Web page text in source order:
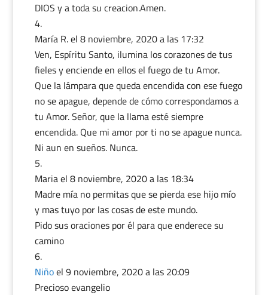
DIOS y a toda su creacion.Amen.
María R.el 8 noviembre, 2020 a las 17:32
Ven, Espíritu Santo, ilumina los corazones de tus
fieles y enciende en ellos el fuego de tu Amor.
Que la lámpara que queda encendida con ese fuego
no se apague, depende de cómo correspondamos a
tu Amor. Señor, que la llama esté siempre
encendida. Que mi amor por ti no se apague nunca.
Ni aun en sueños. Nunca.
Mariael 8 noviembre, 2020 a las 18:34
Madre mía no permitas que se pierda ese hijo mío
y mas tuyo por las cosas de este mundo.
Pido sus oraciones por él para que enderece su
camino
Niñoel 9 noviembre, 2020 a las 20:09
Precioso evangelio